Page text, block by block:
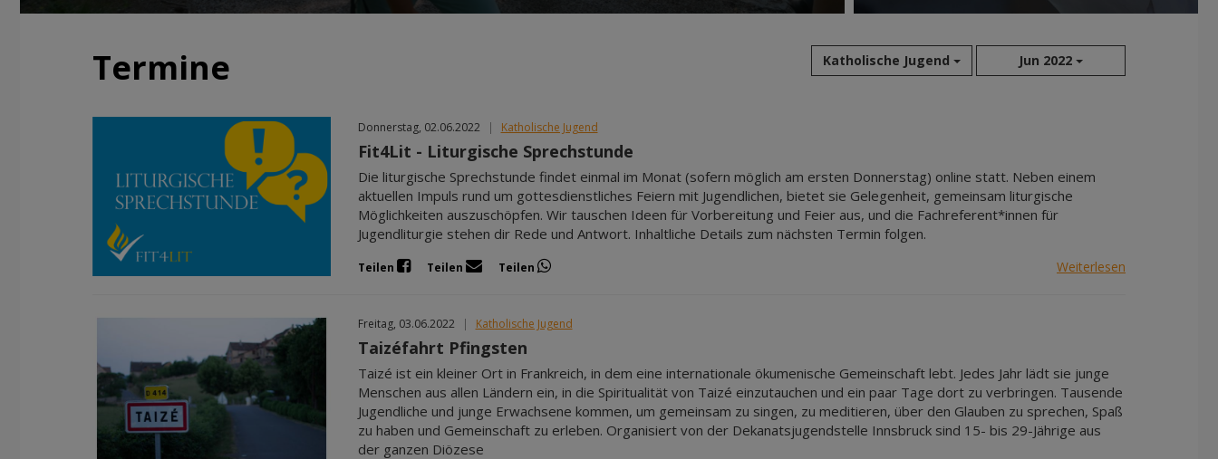
Termine Katholische Jugend Jun 2022
Okt 2026
Nov 2026
Dez 2026
Jul 2027
Donnerstag, 02.06.2022 | Katholische Jugend
Fit4Lit - Liturgische Sprechstunde
Die liturgische Sprechstunde findet einmal im Monat (sofern möglich am ersten Donnerstag) online statt. Neben einem
aktuellen Impuls rund um gottesdienstliches Feiern mit Jugendlichen, bietet sie Gelegenheit, gemeinsam liturgische
Möglichkeiten auszuschöpfen. Wir tauschen Ideen für Vorbereitung und Feier aus, und die Fachreferent*innen für
Jugendliturgie stehen dir Rede und Antwort. Inhaltliche Details zum nächsten Termin folgen.
Teilen Teilen Teilen Weiterlesen
Freitag, 03.06.2022 | Katholische Jugend
Taizéfahrt Pfingsten
Taizé ist ein kleiner Ort in Frankreich, in dem eine internationale ökumenische Gemeinschaft lebt. Jedes Jahr lädt sie junge
Menschen aus allen Ländern ein, in die Spiritualität von Taizé einzutauchen und ein paar Tage dort zu verbringen. Tausende
Jugendliche und junge Erwachsene kommen, um gemeinsam zu singen, zu meditieren, über den Glauben zu sprechen, Spaß
zu haben und Gemeinschaft zu erleben. Organisiert von der Dekanatsjugendstelle Innsbruck sind 15- bis 29-Jährige aus
der ganzen Diözese